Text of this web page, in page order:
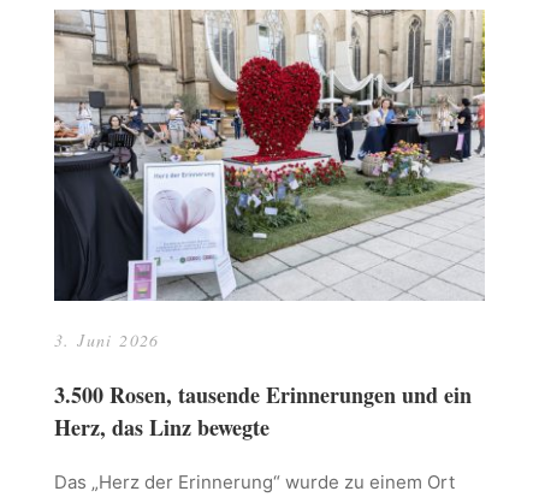
3. Juni 2026
3.500 Rosen, tausende Erinnerungen und ein
Herz, das Linz bewegte
Das „Herz der Erinnerung“ wurde zu einem Ort